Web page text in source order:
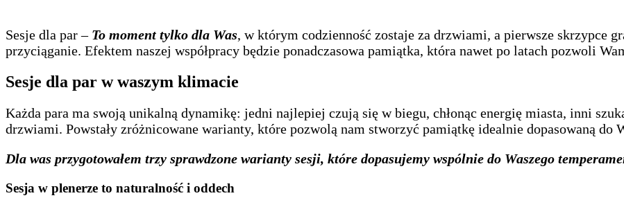
Sesje dla par – To moment tylko dla Was, w którym codzienność zostaje za drzwiami, a pierwsze skrzypce
przyciąganie. Efektem naszej współpracy będzie ponadczasowa pamiątka, która nawet po latach pozwoli
Sesje dla par w waszym klimacie
Każda para ma swoją unikalną dynamikę: jedni najlepiej czują się w biegu, chłonąc energię miasta, inni
drzwiami. Powstały zróżnicowane warianty, które pozwolą nam stworzyć pamiątkę idealnie dopasowaną do
Dla was przygotowałem trzy sprawdzone warianty sesji, które dopasujemy wspólnie do Waszego
Sesja w plenerze to naturalność i oddech